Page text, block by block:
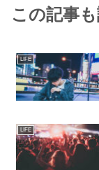
この記事
LIFE
LIFE